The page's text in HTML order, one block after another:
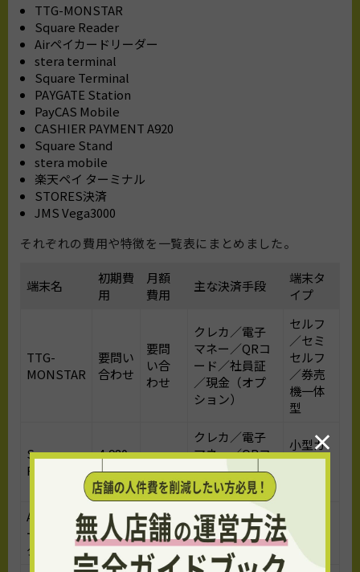
TTG-MONSTAR
Square Reader
Airペイカードリーダー
stera terminal
Square Terminal
PAYGATE Station
PayCAS Mobile
CASHIER PAYMENT A920
Square Stand
stera mobile
楽天ペイ ターミナル
STORES決済
JMS Vega3000
それぞれの費用や特徴を一覧表にまとめました。
端末名
初期費
用
月額
費用
主な決済手段
端末タ
イプ
TTG-
MONSTAR
要問い
合わせ
要問
い合
わせ
クレカ／電子
マネー／QRコ
ード／社員証
／現金（オプ
ション）
セルフ
／セミ
セルフ
／券売
機一体
型
Square
Reader
4,980
円
0円〜
クレカ／電子
マネー／QRコ
ード／Apple
Pay
小型カ
ードリ
Airペイ カ
ードリー
ダー
0円 0円
クレカ／電子
マネー／QRコ
ード
連携型
（iOS）
×